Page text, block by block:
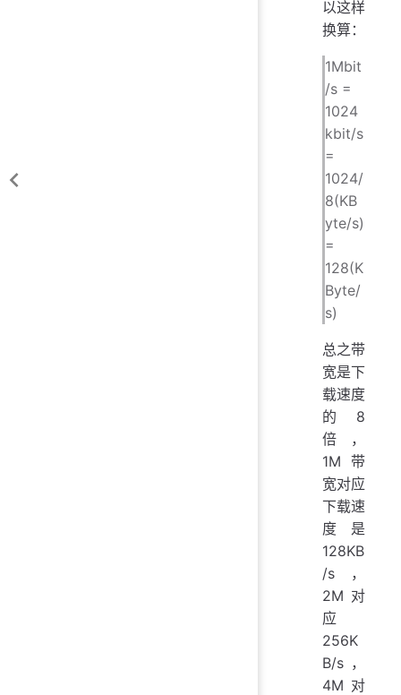
以这样
换算：
1Mbit
/s =
1024
kbit/s
=
1024/
8(KB
yte/s)
=
128(K
Byte/
s)
总之带
宽是下
载速度
的 8
倍，
1M 带
宽对应
下载速
度是
128KB
/s，
2M 对
应
256K
B/s，
4M 对